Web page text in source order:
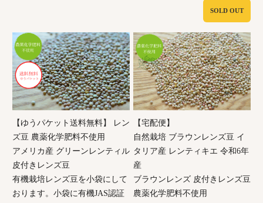
SOLD OUT
【ゆうパケット送料無料】 レン
ズ豆 農薬化学肥料不使用
アメリカ産 グリーンレンティル
皮付きレンズ豆
有機栽培レンズ豆を小袋にして
おります。小袋に有機JAS認証
【宅配便】
自然栽培 ブラウンレンズ豆 イ
タリア産 レンティキエ 令和6年
産
ブラウンレンズ 皮付きレンズ豆
農薬化学肥料不使用